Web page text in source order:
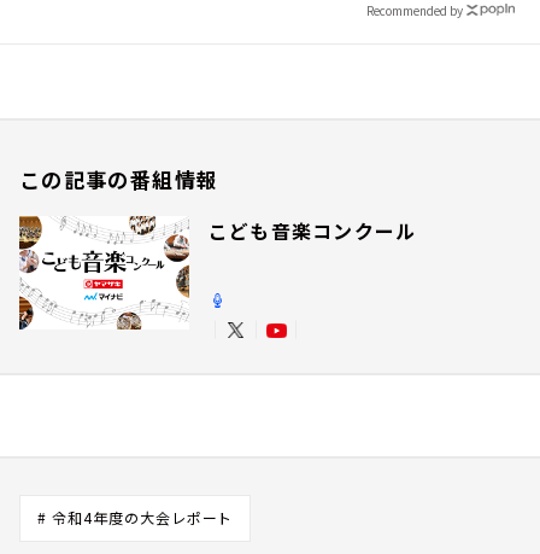
Recommended by
この記事の番組情報
こども音楽コンクール
# 令和4年度の大会レポート